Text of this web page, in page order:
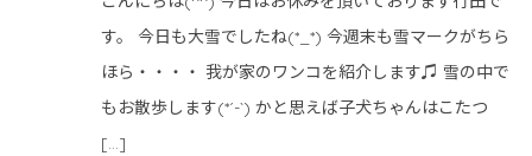
す。 今日も大雪でしたね(*_*) 今週末も雪マークがちら
ほら・・・・ 我が家のワンコを紹介します♫ 雪の中で
もお散歩します(*´-`) かと思えば子犬ちゃんはこたつ
[…]